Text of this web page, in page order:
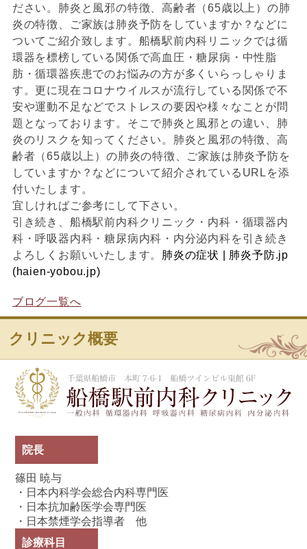
ださい。肺炎と風邪の特徴、高齢者（65歳以上）の肺
炎の特徴、ご家族は肺炎予防をしていますか？などに
ついてご紹介致します。船橋駅前内科リニックでは循
環器を標榜している関係で高血圧・糖尿病・中性脂
肪・循環器疾患でのお悩みの方が多くいらっしゃりま
す。更に現在コロナウイルスが流行している関係で不
安や運動不足などでストレスの要因や様々なことが問
題となっております。そこで肺炎と風邪との違い、肺
炎のリスクを知ってください。肺炎と風邪の特徴、高
齢者（65歳以上）の肺炎の特徴、ご家族は肺炎予防を
していますか？などについて紹介されているURLを添
付いたします。
宜しければご参考にして下さい。
引き続き、船橋駅前内科クリニック・内科・循環器内
科・呼吸器内科・糖尿病内科・内分泌内科を引き続き
よろしくお願いいたします。 肺炎の症状 | 肺炎予防.jp
(haien-yobou.jp)
ブログ一覧へ
クリニック概要
院長
篠田 暁与
・日本内科学会総合内科専門医
・日本抗加齢医学会専門医
・日本禁煙学会指導者 他
診療科目